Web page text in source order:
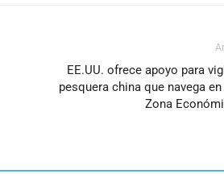
EE.UU. ofrece apoyo para
pesquera china que navega
Zona